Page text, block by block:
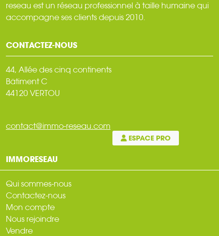
reseau est un réseau professionnel à taille humaine qui
accompagne ses clients depuis 2010.
CONTACTEZ-NOUS
44, Allée des cinq continents
Bâtiment C
44120 VERTOU
contact@immo-reseau.com
ESPACE PRO
IMMORESEAU
Qui sommes-nous
Contactez-nous
Mon compte
Nous rejoindre
Vendre